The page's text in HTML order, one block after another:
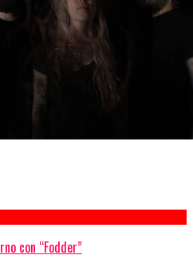
con “Fodder”